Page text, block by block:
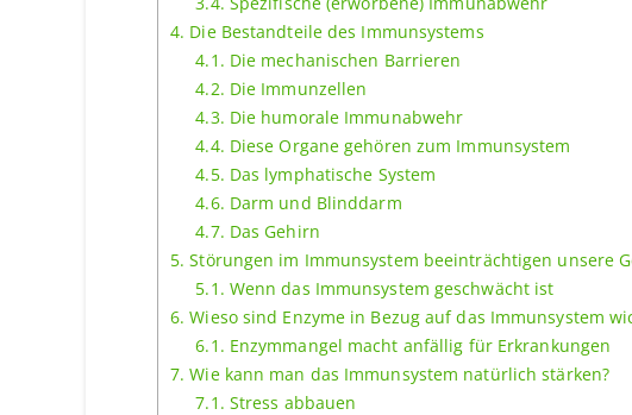
4. Die Bestandteile des Immunsystems
4.1. Die mechanischen Barrieren
4.2. Die Immunzellen
4.3. Die humorale Immunabwehr
4.4. Diese Organe gehören zum Immunsystem
4.5. Das lymphatische System
4.6. Darm und Blinddarm
4.7. Das Gehirn
5. Störungen im Immunsystem beeinträchtigen unsere
5.1. Wenn das Immunsystem geschwächt ist
6. Wieso sind Enzyme in Bezug auf das Immunsystem
6.1. Enzymmangel macht anfällig für Erkrankungen
7. Wie kann man das Immunsystem natürlich stärken?
7.1. Stress abbauen